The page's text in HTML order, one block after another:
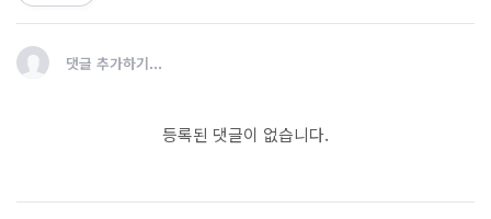
댓글 추가하기...
등록된 댓글이 없습니다.